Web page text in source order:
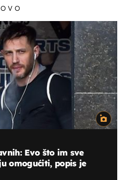
Evo što im sve
omogućiti, popis je